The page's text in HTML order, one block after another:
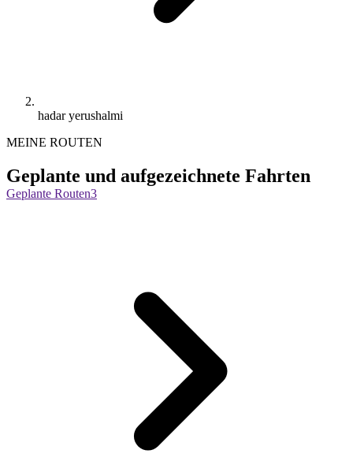
hadar yerushalmi
MEINE ROUTEN
Geplante und aufgezeichnete Fahrten
Geplante Routen3